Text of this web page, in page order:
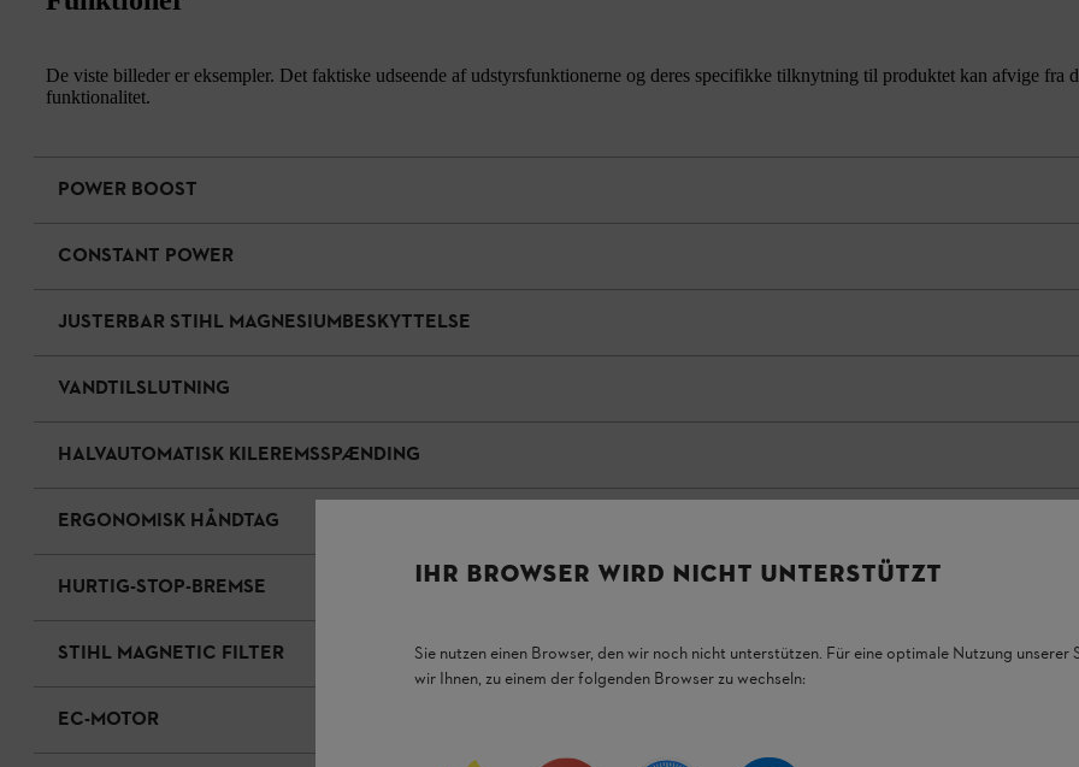
De viste billeder er eksempler. Det faktiske udseende af udstyrsfunktionerne og deres specifikke tilknytning til produktet kan afvige fra
funktionalitet.
POWER BOOST
CONSTANT POWER
JUSTERBAR STIHL MAGNESIUMBESKYTTELSE
VANDTILSLUTNING
HALVAUTOMATISK KILEREMSSPÆNDING
ERGONOMISK HÅNDTAG
HURTIG-STOP-BREMSE
STIHL MAGNETIC FILTER
EC-MOTOR
IHR BROWSER WIRD NICHT UNTERSTÜTZT
Sie nutzen einen Browser, den wir noch nicht unterstützen. Für eine optimale Nutzung unserer
wir Ihnen, zu einem der folgenden Browser zu wechseln: